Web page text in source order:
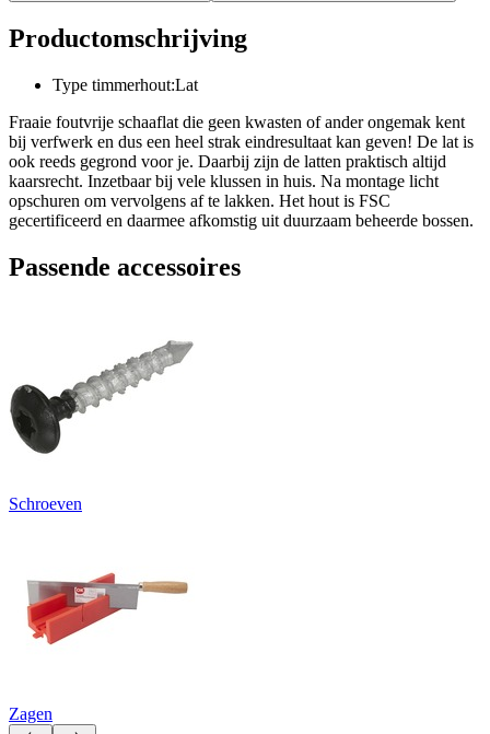
Productomschrijving
Type timmerhout:Lat
Fraaie foutvrije schaaflat die geen kwasten of ander ongemak kent
bij verfwerk en dus een heel strak eindresultaat kan geven! De lat is
ook reeds gegrond voor je. Daarbij zijn de latten praktisch altijd
kaarsrecht. Inzetbaar bij vele klussen in huis. Na montage licht
opschuren om vervolgens af te lakken. Het hout is FSC
gecertificeerd en daarmee afkomstig uit duurzaam beheerde bossen.
Passende accessoires
Schroeven
Zagen